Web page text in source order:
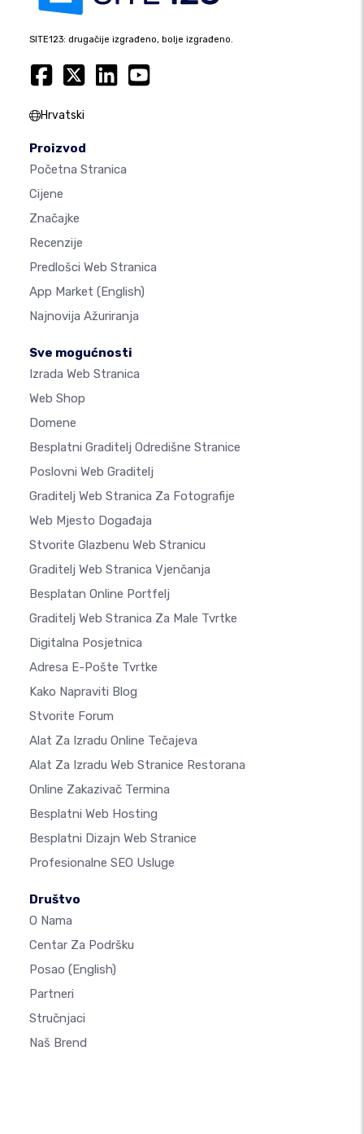
SITE123: drugačije izgrađeno, bolje izgrađeno.
Hrvatski
Proizvod
Početna Stranica
Cijene
Značajke
Recenzije
Predlošci Web Stranica
App Market (English)
Najnovija Ažuriranja
Sve mogućnosti
Izrada Web Stranica
Web Shop
Domene
Besplatni Graditelj Odredišne Stranice
Poslovni Web Graditelj
Graditelj Web Stranica Za Fotografije
Web Mjesto Događaja
Stvorite Glazbenu Web Stranicu
Graditelj Web Stranica Vjenčanja
Besplatan Online Portfelj
Graditelj Web Stranica Za Male Tvrtke
Digitalna Posjetnica
Adresa E-Pošte Tvrtke
Kako Napraviti Blog
Stvorite Forum
Alat Za Izradu Online Tečajeva
Alat Za Izradu Web Stranice Restorana
Online Zakazivač Termina
Besplatni Web Hosting
Besplatni Dizajn Web Stranice
Profesionalne SEO Usluge
Društvo
O Nama
Centar Za Podršku
Posao (English)
Partneri
Stručnjaci
Naš Brend